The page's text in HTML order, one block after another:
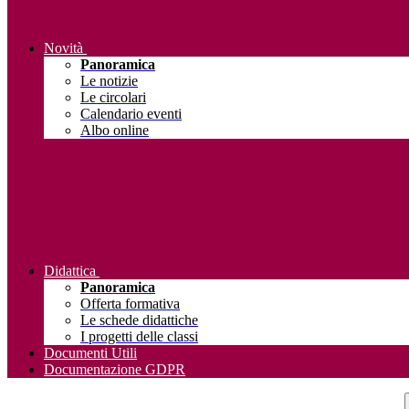
Novità
Panoramica
Le notizie
Le circolari
Calendario eventi
Albo online
Didattica
Panoramica
Offerta formativa
Le schede didattiche
I progetti delle classi
Documenti Utili
Documentazione GDPR